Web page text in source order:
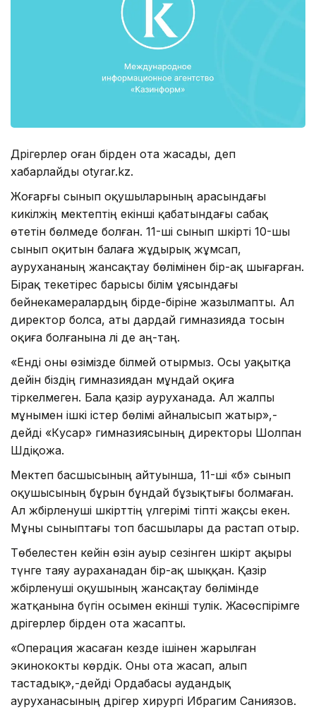
Дәрігерлер оған бірден ота жасады, деп
хабарлайды otyrar.kz.
Жоғарғы сынып оқушыларының арасындағы
кикілжің мектептің екінші қабатындағы сабақ
өтетін бөлмеде болған. 11-ші сынып шәкірті 10-шы
сынып оқитын балаға жұдырық жұмсап,
аурухананың жансақтау бөлімінен бір-ақ шығарған.
Бірақ текетірес барысы білім ұясындағы
бейнекамералардың бірде-біріне жазылмапты. Ал
директор болса, аты дардай гимназияда тосын
оқиға болғанына әлі де аң-таң.
«Енді оны өзімізде білмей отырмыз. Осы уақытқа
дейін біздің гимназиядан мұндай оқиға
тіркелмеген. Бала қазір ауруханада. Ал жалпы
мұнымен ішкі істер бөлімі айналысып жатыр»,-
дейді «Кәусар» гимназиясының директоры Шолпан
Шәдіқожа.
Мектеп басшысының айтуынша, 11-ші «б» сынып
оқушысының бұрын бұндай бұзықтығы болмаған.
Ал жәбірленуші шәкірттің үлгерімі тіпті жақсы екен.
Мұны сыныптағы топ басшылары да растап отыр.
Төбелестен кейін өзін ауыр сезінген шәкірт ақыры
түнге таяу аураханадан бір-ақ шыққан. Қазір
жәбірленуші оқушының жансақтау бөлімінде
жатқанына бүгін осымен екінші тәулік. Жасөспірімге
дәрігерлер бірден ота жасапты.
«Операция жасаған кезде ішінен жарылған
экинококты көрдік. Оны ота жасап, алып
тастадық»,-дейді Ордабасы аудандық
ауруханасының дәрігер хирургі Ибрагим Саниязов.